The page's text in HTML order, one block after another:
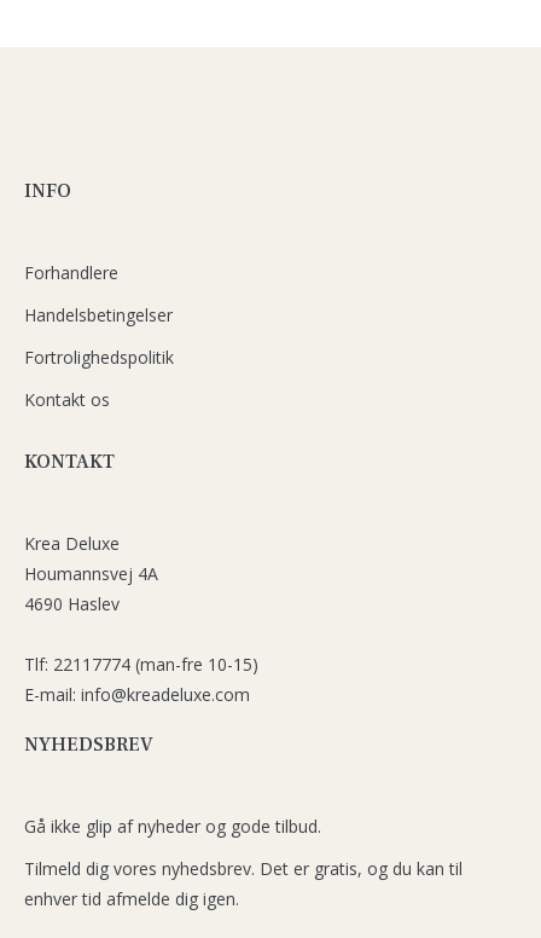
INFO
Forhandlere
Handelsbetingelser
Fortrolighedspolitik
Kontakt os
KONTAKT
Krea Deluxe
Houmannsvej 4A
4690 Haslev
Tlf: 22117774 (man-fre 10-15)
E-mail: info@kreadeluxe.com
NYHEDSBREV
Gå ikke glip af nyheder og gode tilbud.
Tilmeld dig vores nyhedsbrev. Det er gratis, og du kan til
enhver tid afmelde dig igen.